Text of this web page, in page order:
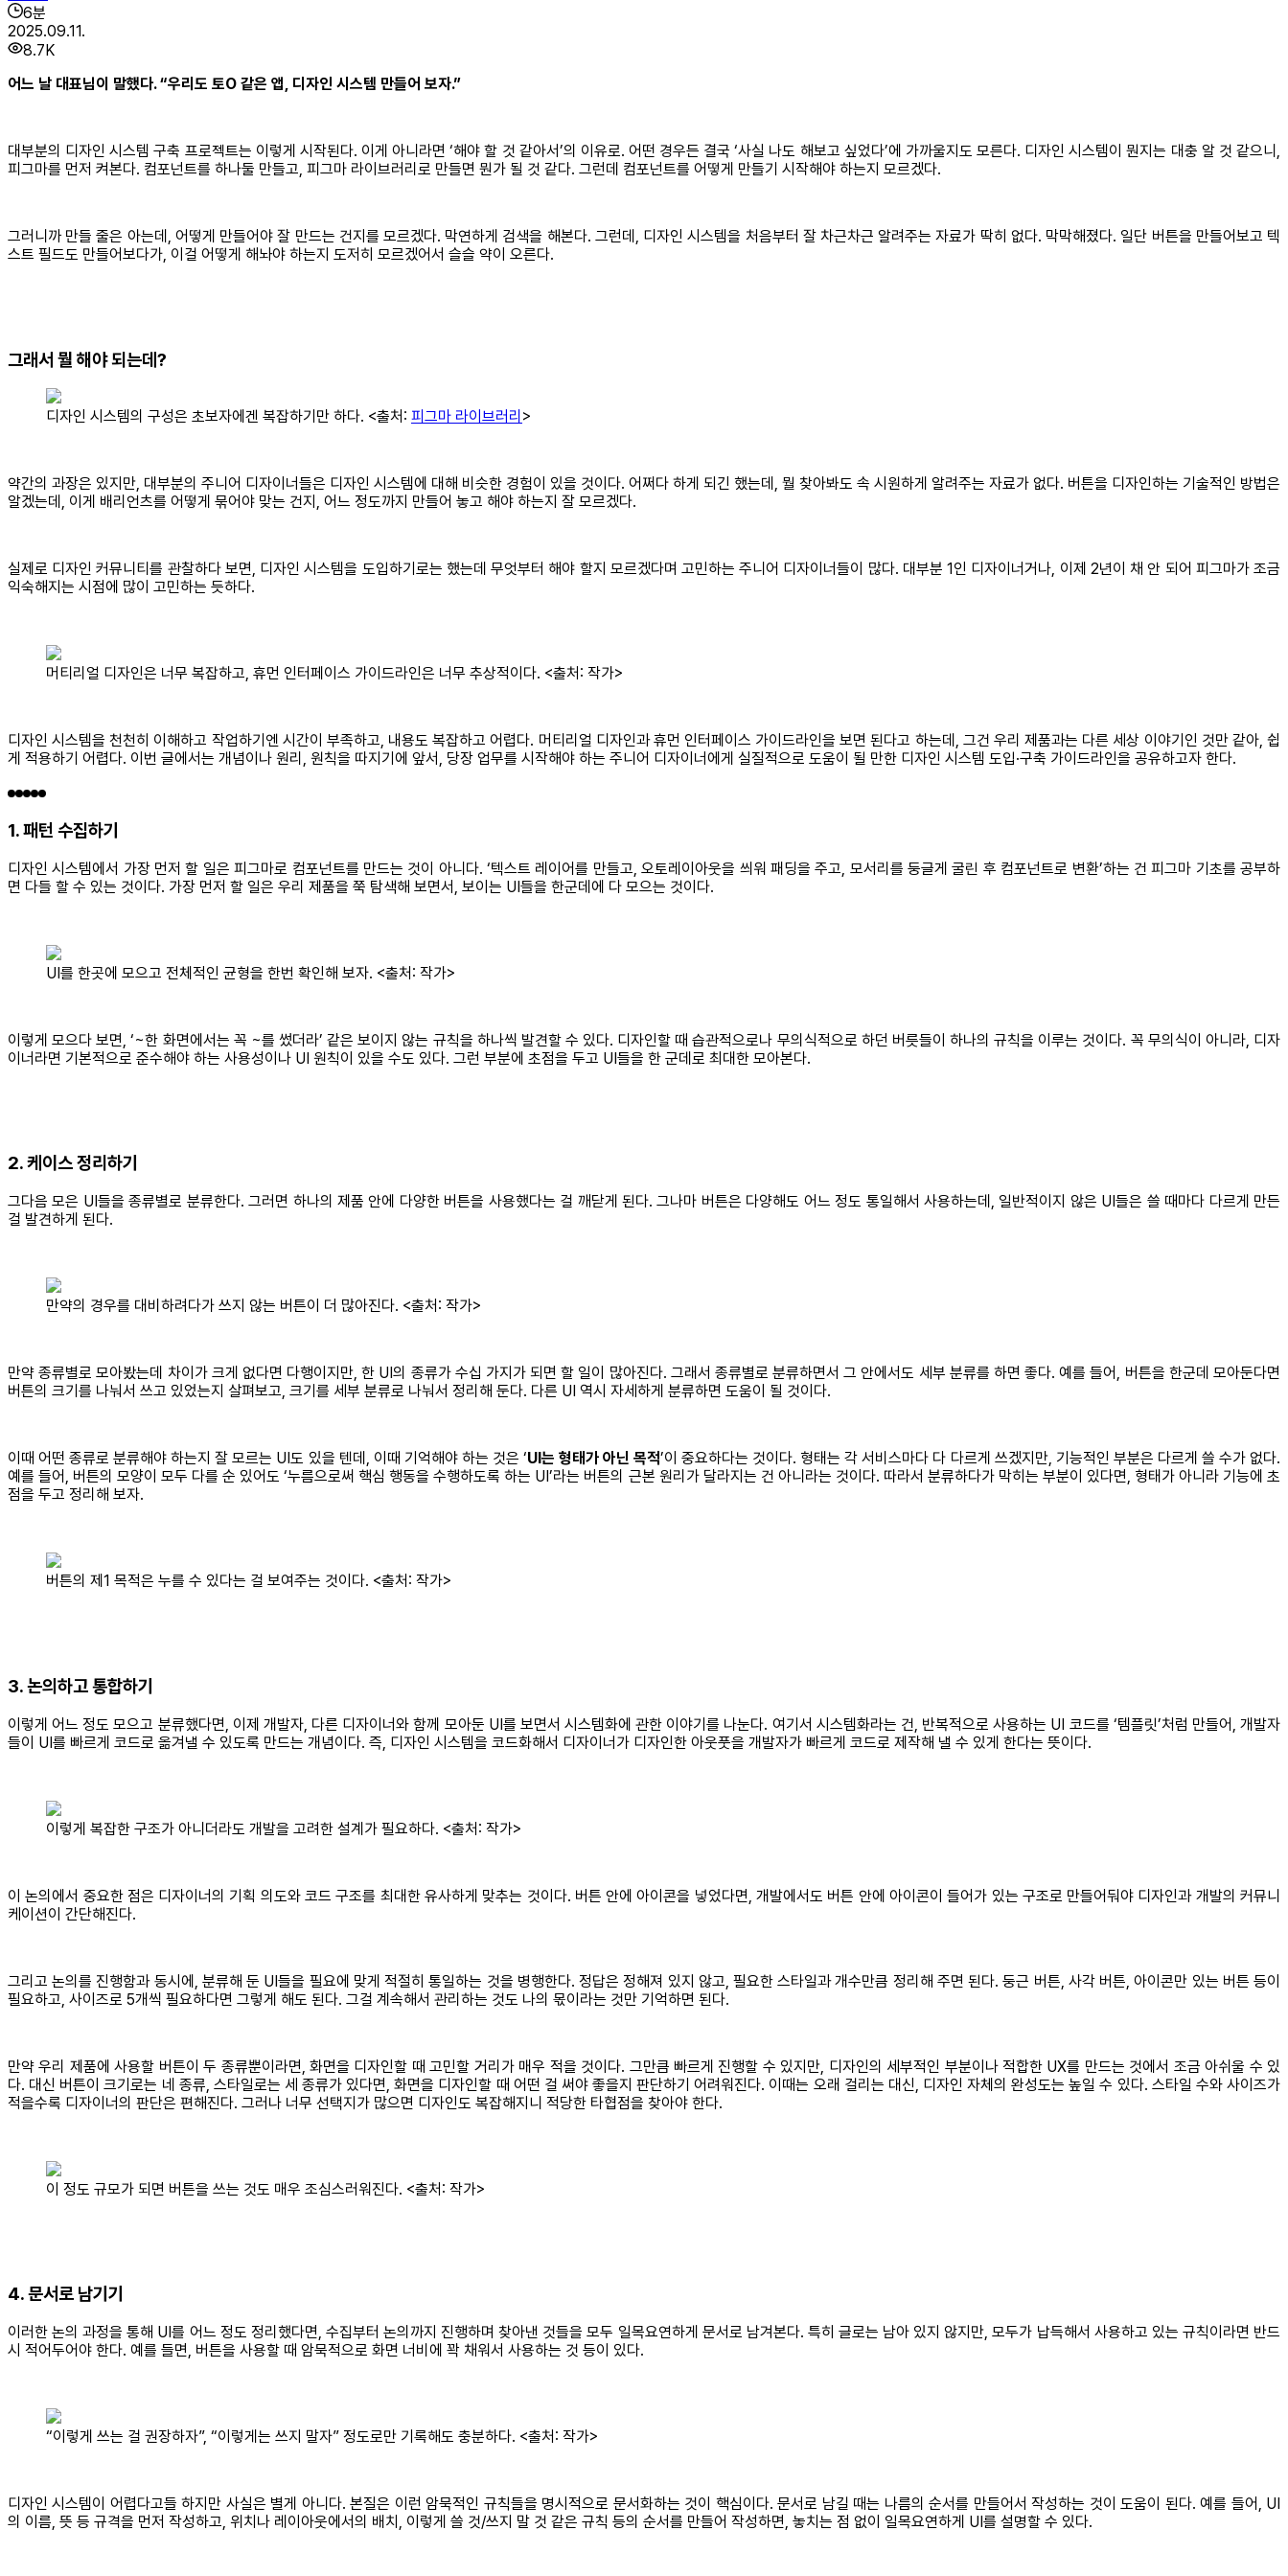
6분
2025.09.11.
8.7K
어느 날 대표님이 말했다. “우리도 토O 같은 앱, 디자인 시스템 만들어 보자.”
대부분의 디자인 시스템 구축 프로젝트는 이렇게 시작된다. 이게 아니라면 ‘해야 할 것 같아서’의 이유로. 어떤 경우든 결국 ‘사실 나도 해보고 싶었다’에 가까울지도 모른다. 디자인 시스템이 뭔지는 대충 알 것 같으니,
피그마를 먼저 켜본다. 컴포넌트를 하나둘 만들고, 피그마 라이브러리로 만들면 뭔가 될 것 같다. 그런데 컴포넌트를 어떻게 만들기 시작해야 하는지 모르겠다.
그러니까 만들 줄은 아는데, 어떻게 만들어야 잘 만드는 건지를 모르겠다. 막연하게 검색을 해본다. 그런데, 디자인 시스템을 처음부터 잘 차근차근 알려주는 자료가 딱히 없다. 막막해졌다. 일단 버튼을 만들어보고 텍
스트 필드도 만들어보다가, 이걸 어떻게 해놔야 하는지 도저히 모르겠어서 슬슬 약이 오른다.
그래서 뭘 해야 되는데?
디자인 시스템의 구성은 초보자에겐 복잡하기만 하다. <출처: 피그마 라이브러리 >
약간의 과장은 있지만, 대부분의 주니어 디자이너들은 디자인 시스템에 대해 비슷한 경험이 있을 것이다. 어쩌다 하게 되긴 했는데, 뭘 찾아봐도 속 시원하게 알려주는 자료가 없다. 버튼을 디자인하는 기술적인 방법은
알겠는데, 이게 배리언츠를 어떻게 묶어야 맞는 건지, 어느 정도까지 만들어 놓고 해야 하는지 잘 모르겠다.
실제로 디자인 커뮤니티를 관찰하다 보면, 디자인 시스템을 도입하기로는 했는데 무엇부터 해야 할지 모르겠다며 고민하는 주니어 디자이너들이 많다. 대부분 1인 디자이너거나, 이제 2년이 채 안 되어 피그마가 조금
익숙해지는 시점에 많이 고민하는 듯하다.
머티리얼 디자인은 너무 복잡하고, 휴먼 인터페이스 가이드라인은 너무 추상적이다. <출처: 작가>
디자인 시스템을 천천히 이해하고 작업하기엔 시간이 부족하고, 내용도 복잡하고 어렵다. 머티리얼 디자인과 휴먼 인터페이스 가이드라인을 보면 된다고 하는데, 그건 우리 제품과는 다른 세상 이야기인 것만 같아, 쉽
게 적용하기 어렵다. 이번 글에서는 개념이나 원리, 원칙을 따지기에 앞서, 당장 업무를 시작해야 하는 주니어 디자이너에게 실질적으로 도움이 될 만한 디자인 시스템 도입·구축 가이드라인을 공유하고자 한다.
1. 패턴 수집하기
디자인 시스템에서 가장 먼저 할 일은 피그마로 컴포넌트를 만드는 것이 아니다. ‘텍스트 레이어를 만들고, 오토레이아웃을 씌워 패딩을 주고, 모서리를 둥글게 굴린 후 컴포넌트로 변환’하는 건 피그마 기초를 공부하
면 다들 할 수 있는 것이다. 가장 먼저 할 일은 우리 제품을 쭉 탐색해 보면서, 보이는 UI들을 한군데에 다 모으는 것이다.
UI를 한곳에 모으고 전체적인 균형을 한번 확인해 보자. <출처: 작가>
이렇게 모으다 보면, ‘~한 화면에서는 꼭 ~를 썼더라’ 같은 보이지 않는 규칙을 하나씩 발견할 수 있다. 디자인할 때 습관적으로나 무의식적으로 하던 버릇들이 하나의 규칙을 이루는 것이다. 꼭 무의식이 아니라, 디자
이너라면 기본적으로 준수해야 하는 사용성이나 UI 원칙이 있을 수도 있다. 그런 부분에 초점을 두고 UI들을 한 군데로 최대한 모아본다.
2. 케이스 정리하기
그다음 모은 UI들을 종류별로 분류한다. 그러면 하나의 제품 안에 다양한 버튼을 사용했다는 걸 깨닫게 된다. 그나마 버튼은 다양해도 어느 정도 통일해서 사용하는데, 일반적이지 않은 UI들은 쓸 때마다 다르게 만든
걸 발견하게 된다.
만약의 경우를 대비하려다가 쓰지 않는 버튼이 더 많아진다. <출처: 작가>
만약 종류별로 모아봤는데 차이가 크게 없다면 다행이지만, 한 UI의 종류가 수십 가지가 되면 할 일이 많아진다. 그래서 종류별로 분류하면서 그 안에서도 세부 분류를 하면 좋다. 예를 들어, 버튼을 한군데 모아둔다면
버튼의 크기를 나눠서 쓰고 있었는지 살펴보고, 크기를 세부 분류로 나눠서 정리해 둔다. 다른 UI 역시 자세하게 분류하면 도움이 될 것이다.
이때 어떤 종류로 분류해야 하는지 잘 모르는 UI도 있을 텐데, 이때 기억해야 하는 것은 ‘UI는 형태가 아닌 목적’이 중요하다는 것이다. 형태는 각 서비스마다 다 다르게 쓰겠지만, 기능적인 부분은 다르게 쓸 수가 없다.
예를 들어, 버튼의 모양이 모두 다를 순 있어도 ‘누름으로써 핵심 행동을 수행하도록 하는 UI’라는 버튼의 근본 원리가 달라지는 건 아니라는 것이다. 따라서 분류하다가 막히는 부분이 있다면, 형태가 아니라 기능에 초
점을 두고 정리해 보자.
버튼의 제1 목적은 누를 수 있다는 걸 보여주는 것이다. <출처: 작가>
3. 논의하고 통합하기
이렇게 어느 정도 모으고 분류했다면, 이제 개발자, 다른 디자이너와 함께 모아둔 UI를 보면서 시스템화에 관한 이야기를 나눈다. 여기서 시스템화라는 건, 반복적으로 사용하는 UI 코드를 ‘템플릿’처럼 만들어, 개발자
들이 UI를 빠르게 코드로 옮겨낼 수 있도록 만드는 개념이다. 즉, 디자인 시스템을 코드화해서 디자이너가 디자인한 아웃풋을 개발자가 빠르게 코드로 제작해 낼 수 있게 한다는 뜻이다.
이렇게 복잡한 구조가 아니더라도 개발을 고려한 설계가 필요하다. <출처: 작가>
이 논의에서 중요한 점은 디자이너의 기획 의도와 코드 구조를 최대한 유사하게 맞추는 것이다. 버튼 안에 아이콘을 넣었다면, 개발에서도 버튼 안에 아이콘이 들어가 있는 구조로 만들어둬야 디자인과 개발의 커뮤니
케이션이 간단해진다.
그리고 논의를 진행함과 동시에, 분류해 둔 UI들을 필요에 맞게 적절히 통일하는 것을 병행한다. 정답은 정해져 있지 않고, 필요한 스타일과 개수만큼 정리해 주면 된다. 둥근 버튼, 사각 버튼, 아이콘만 있는 버튼 등이
필요하고, 사이즈로 5개씩 필요하다면 그렇게 해도 된다. 그걸 계속해서 관리하는 것도 나의 몫이라는 것만 기억하면 된다.
만약 우리 제품에 사용할 버튼이 두 종류뿐이라면, 화면을 디자인할 때 고민할 거리가 매우 적을 것이다. 그만큼 빠르게 진행할 수 있지만, 디자인의 세부적인 부분이나 적합한 UX를 만드는 것에서 조금 아쉬울 수 있
다. 대신 버튼이 크기로는 네 종류, 스타일로는 세 종류가 있다면, 화면을 디자인할 때 어떤 걸 써야 좋을지 판단하기 어려워진다. 이때는 오래 걸리는 대신, 디자인 자체의 완성도는 높일 수 있다. 스타일 수와 사이즈가
적을수록 디자이너의 판단은 편해진다. 그러나 너무 선택지가 많으면 디자인도 복잡해지니 적당한 타협점을 찾아야 한다.
이 정도 규모가 되면 버튼을 쓰는 것도 매우 조심스러워진다. <출처: 작가>
4. 문서로 남기기
이러한 논의 과정을 통해 UI를 어느 정도 정리했다면, 수집부터 논의까지 진행하며 찾아낸 것들을 모두 일목요연하게 문서로 남겨본다. 특히 글로는 남아 있지 않지만, 모두가 납득해서 사용하고 있는 규칙이라면 반드
시 적어두어야 한다. 예를 들면, 버튼을 사용할 때 암묵적으로 화면 너비에 꽉 채워서 사용하는 것 등이 있다.
“이렇게 쓰는 걸 권장하자”, “이렇게는 쓰지 말자” 정도로만 기록해도 충분하다. <출처: 작가>
디자인 시스템이 어렵다고들 하지만 사실은 별게 아니다. 본질은 이런 암묵적인 규칙들을 명시적으로 문서화하는 것이 핵심이다. 문서로 남길 때는 나름의 순서를 만들어서 작성하는 것이 도움이 된다. 예를 들어, UI
의 이름, 뜻 등 규격을 먼저 작성하고, 위치나 레이아웃에서의 배치, 이렇게 쓸 것/쓰지 말 것 같은 규칙 등의 순서를 만들어 작성하면, 놓치는 점 없이 일목요연하게 UI를 설명할 수 있다.